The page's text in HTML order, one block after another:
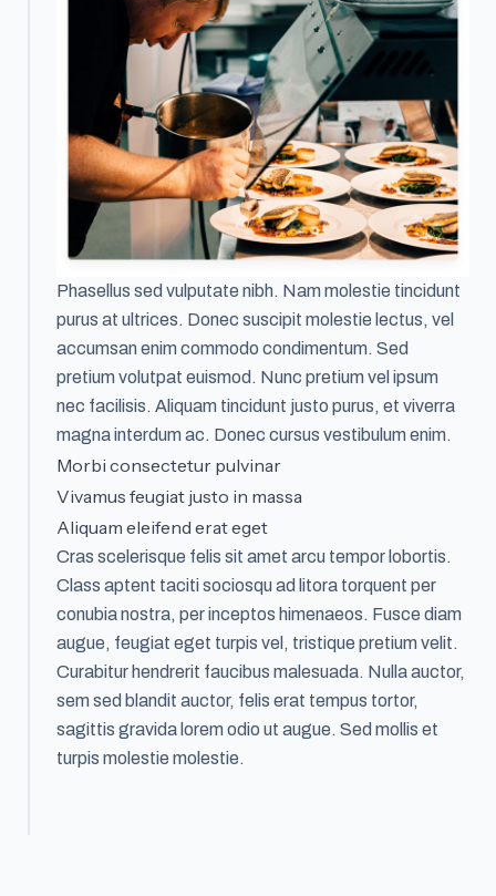
Phasellus sed vulputate nibh. Nam molestie tincidunt
purus at ultrices. Donec suscipit molestie lectus, vel
accumsan enim commodo condimentum. Sed
pretium volutpat euismod. Nunc pretium vel ipsum
nec facilisis. Aliquam tincidunt justo purus, et viverra
magna interdum ac. Donec cursus vestibulum enim.
Morbi consectetur pulvinar
Vivamus feugiat justo in massa
Aliquam eleifend erat eget
Cras scelerisque felis sit amet arcu tempor lobortis.
Class aptent taciti sociosqu ad litora torquent per
conubia nostra, per inceptos himenaeos. Fusce diam
augue, feugiat eget turpis vel, tristique pretium velit.
Curabitur hendrerit faucibus malesuada. Nulla auctor,
sem sed blandit auctor, felis erat tempus tortor,
sagittis gravida lorem odio ut augue. Sed mollis et
turpis molestie molestie.